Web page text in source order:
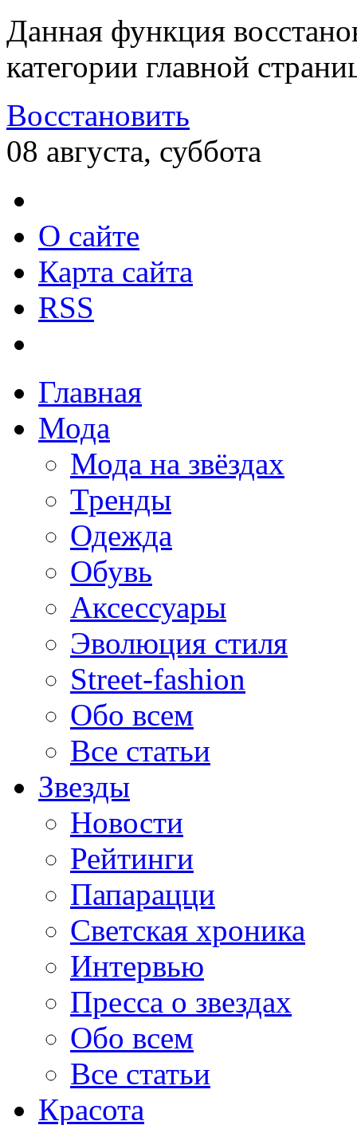
Данная функция
категории главной
Восстановить
08 августа, суббота
О сайте
Карта сайта
RSS
Главная
Мода
Мода на звёздах
Тренды
Одежда
Обувь
Аксессуары
Эволюция стиля
Street-fashion
Обо всем
Все статьи
Звезды
Новости
Рейтинги
Папарацци
Светская хроника
Интервью
Пресса о звездах
Обо всем
Все статьи
Красота